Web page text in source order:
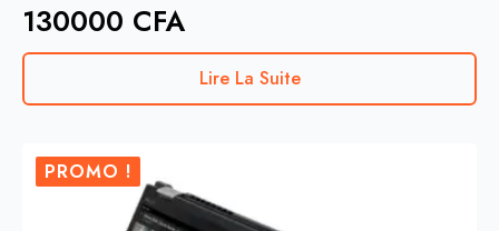
130000 CFA
Lire La Suite
PROMO !